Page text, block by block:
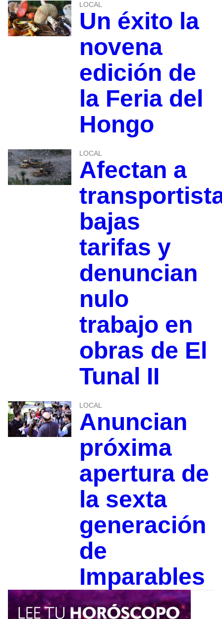
LOCAL
Un éxito la
novena
edición de
la Feria del
Hongo
LOCAL
Afectan a
bajas
tarifas y
denuncian
nulo
trabajo en
obras de El
Tunal II
LOCAL
Anuncian
próxima
apertura de
la sexta
generación
de
Imparables